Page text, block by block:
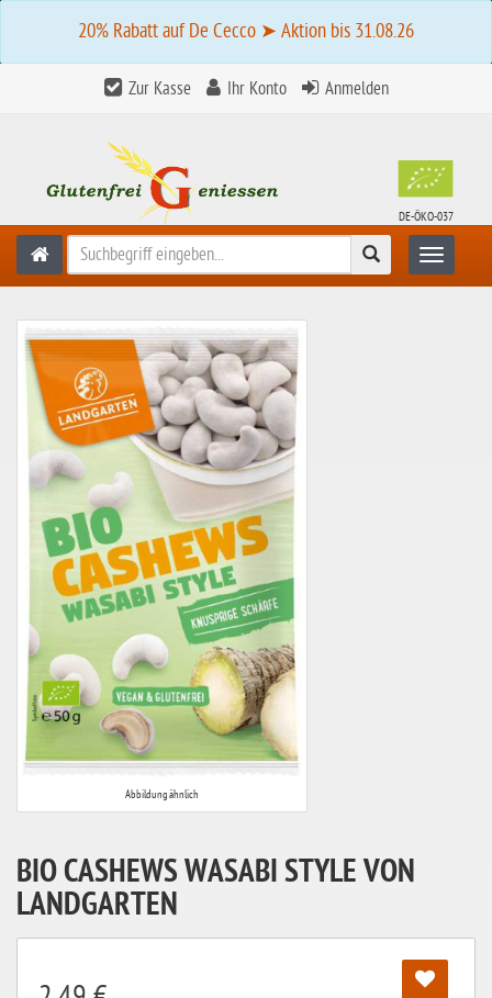
20% Rabatt auf De Cecco ➤ Aktion bis 31.08.26
Zur Kasse Ihr Konto Anmelden
DE-ÖKO-037
Suchen Toggle
Abbildung ähnlich
BIO CASHEWS WASABI STYLE VON
LANDGARTEN